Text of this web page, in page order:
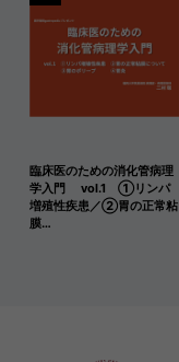
臨床医のための消化管病理
学入門 vol.1 ①リンパ
増殖性疾患／②胃の正常粘
膜…